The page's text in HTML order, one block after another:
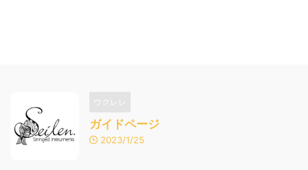
ウクレレ
ガイドページ
2023/1/25